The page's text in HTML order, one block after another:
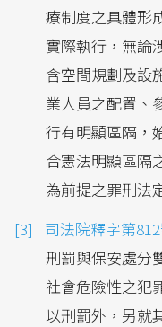
療制度之具體形
實際執行，無論
含空間規劃及設
業人員之配置、
行有明顯區隔，
合憲法明顯區隔
為前提之罪刑法
司法院釋字第
刑罰與保安處分
社會危險性之犯
以刑罰外，另就